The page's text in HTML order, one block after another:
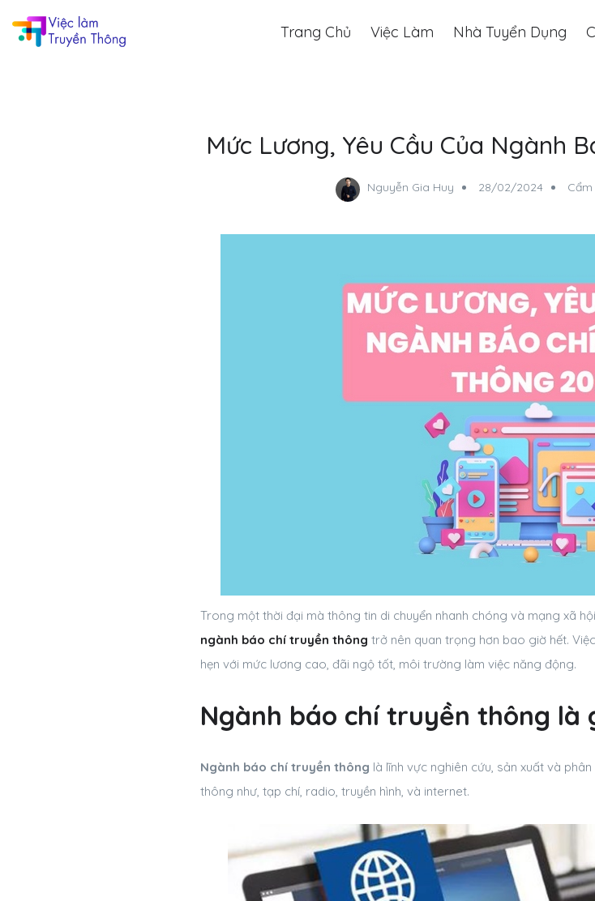
Trang Chủ Việc Làm Nhà Tuyển Dụng
Mức Lương, Yêu Cầu Của Ngành
Nguyễn Gia Huy 28/02/2024
Trong một thời đại mà thông tin di chuyển nhanh chóng và mạng xã
ngành báo chí truyền thông trở nên quan trọng hơn bao giờ hết.
hẹn với mức lương cao, đãi ngộ tốt, môi trường làm việc năng động.
Ngành báo chí truyền thông là
Ngành báo chí truyền thông là lĩnh vực nghiên cứu, sản xuất và
thông như, tạp chí, radio, truyền hình, và internet.